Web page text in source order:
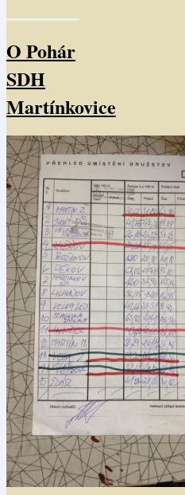
O Pohár
SDH
Martínkovice